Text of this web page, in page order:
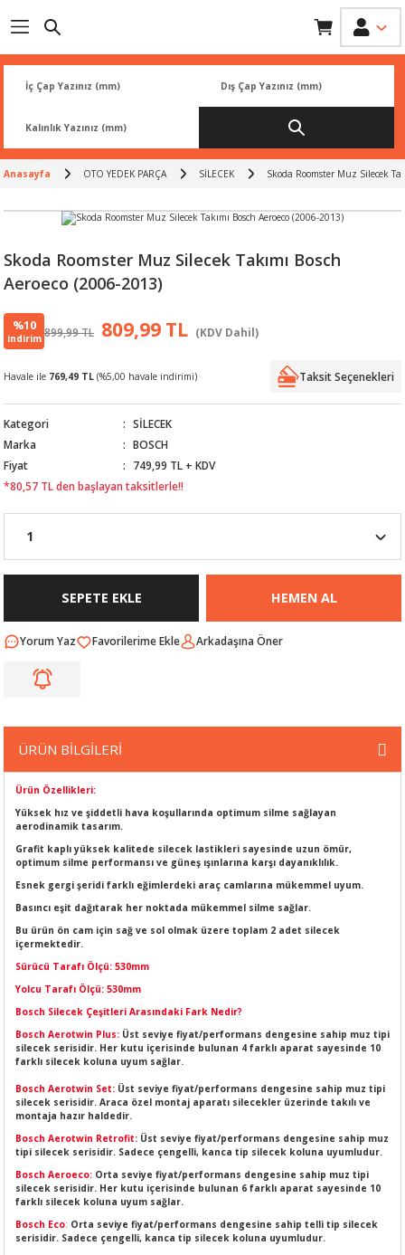
ÜRÜNLERİ
ÜRÜNLERİ
Anasayfa OTO YEDEK PARÇA SİLECEK Skoda Roomster Muz Silecek
Skoda Roomster Muz Silecek Takımı Bosch
Aeroeco (2006-2013)
%10
indirim 899,99 TL 809,99 TL (KDV Dahil)
Havale ile 769,49 TL (%5,00 havale indirimi) Taksit Seçenekleri
Kategori
SİLECEK
Marka
BOSCH
Fiyat
749,99 TL + KDV
*80,57 TL den başlayan taksitlerle!!
SEPETE EKLE HEMEN AL
Yorum Yaz Arkadaşına Öner
ÜRÜN BİLGİLERİ
Ürün Özellikleri:
Yüksek hız ve şiddetli hava koşullarında optimum silme sağlayan
aerodinamik tasarım.
Grafit kaplı yüksek kalitede silecek lastikleri sayesinde uzun ömür,
optimum silme performansı ve güneş ışınlarına karşı dayanıklılık.
Esnek gergi şeridi farklı eğimlerdeki araç camlarına mükemmel uyum.
Basıncı eşit dağıtarak her noktada mükemmel silme sağlar.
Bu ürün ön cam için sağ ve sol olmak üzere toplam 2 adet silecek
içermektedir.
Sürücü Tarafı Ölçü: 530mm
Yolcu Tarafı Ölçü: 530mm
Bosch Silecek Çeşitleri Arasındaki Fark Nedir?
Bosch Aerotwin Plus: Üst seviye fiyat/performans dengesine sahip muz tipi
silecek serisidir. Her kutu içerisinde bulunan 4 farklı aparat sayesinde 10
farklı silecek koluna uyum sağlar.
Bosch Aerotwin Set: Üst seviye fiyat/performans dengesine sahip muz tipi
silecek serisidir. Araca özel montaj aparatı silecekler üzerinde takılı ve
montaja hazır haldedir.
Bosch Aerotwin Retrofit: Üst seviye fiyat/performans dengesine sahip muz
tipi silecek serisidir. Sadece çengelli, kanca tip silecek koluna uyumludur.
Bosch Aeroeco: Orta seviye fiyat/performans dengesine sahip muz tipi
silecek serisidir. Her kutu içerisinde bulunan 6 farklı aparat sayesinde 10
farklı silecek koluna uyum sağlar.
Bosch Eco: Orta seviye fiyat/performans dengesine sahip telli tip silecek
serisidir. Sadece çengelli, kanca tip silecek koluna uyumludur.